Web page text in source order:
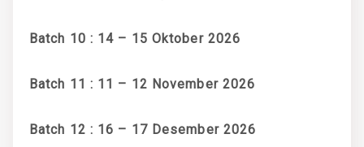
Batch 10 : 14 – 15 Oktober 2026
Batch 11 : 11 – 12 November 2026
Batch 12 : 16 – 17 Desember 2026